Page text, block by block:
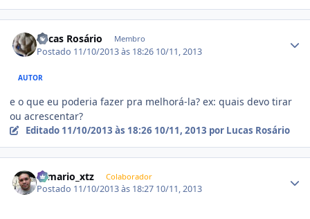
Lucas Rosário Membro
Postado 11/10/2013 às 18:26 10/11, 2013
AUTOR
e o que eu poderia fazer pra melhorá-la? ex: quais devo tirar
ou acrescentar?
Editado 11/10/2013 às 18:26 10/11, 2013 por Lucas Rosário
romario_xtz Colaborador
Postado 11/10/2013 às 18:27 10/11, 2013